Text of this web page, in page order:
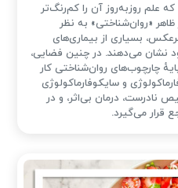
علم روزبه‌روز آن را کم‌رنگ‌تر
«روان‌شناختی» به نظر
بسیاری از بیماری‌های
نشان می‌دهند. در چنین فضایی،
چارچوب‌های روان‌شناختی کار
و سایکوفارماکولوژی
درمان بی‌اثر، و در
قرار می‌گیرد.